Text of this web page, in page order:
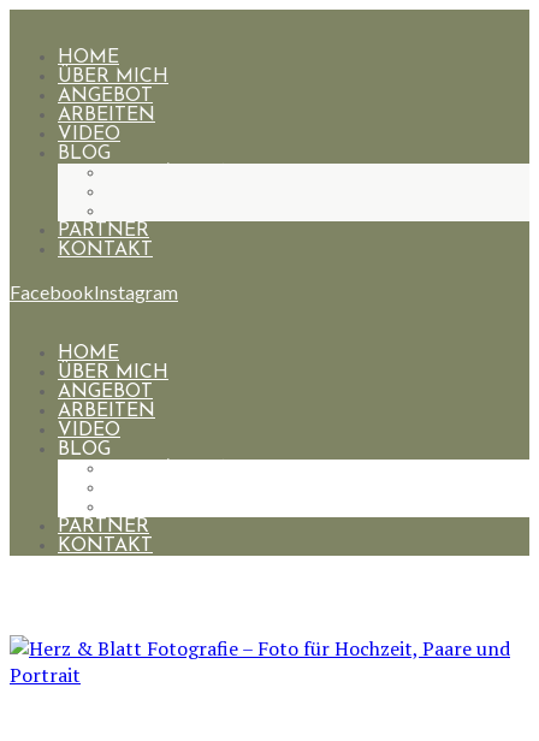
HOME
ÜBER MICH
ANGEBOT
ARBEITEN
VIDEO
BLOG
PARTNER
KONTAKT
FacebookInstagram
HOME
ÜBER MICH
ANGEBOT
ARBEITEN
VIDEO
BLOG
PARTNER
KONTAKT